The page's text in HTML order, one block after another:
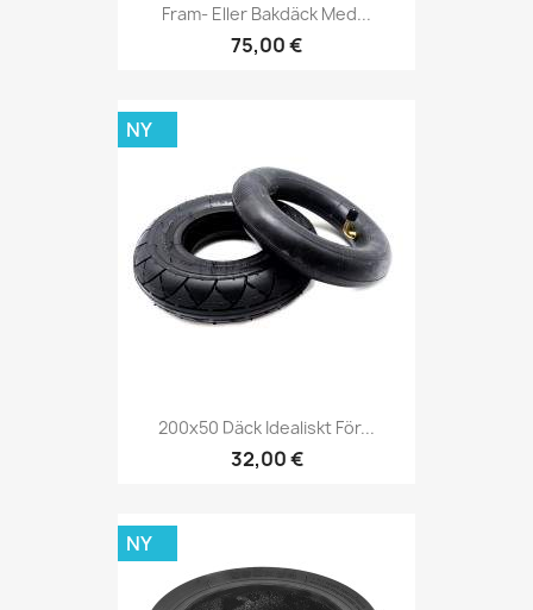
Fram- Eller Bakdäck Med...
75,00 €
200x50 Däck Idealiskt För...
32,00 €
NY
NY